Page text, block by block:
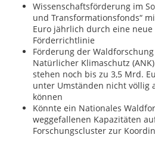
Wissenschaftsförderung im
und Transformationsfonds“
Euro jährlich durch eine neue
Förderrichtlinie
Förderung der
Natürlicher Klimaschutz
stehen noch bis zu 3,5 Mrd.
unter Umständen nicht völlig
können
Könnte ein Nationales
weggefallenen Kapazitäten
Forschungscluster zur